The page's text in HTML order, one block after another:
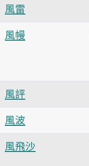
風雷
風幔
風評
風波
風飛沙